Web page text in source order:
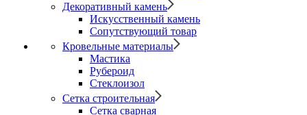
Декоративный камень
Искусственный камень
Сопутствующий товар
Кровельные материалы
Мастика
Рубероид
Стеклоизол
Сетка строительная
Сетка сварная